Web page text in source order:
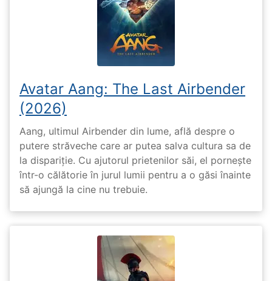
Avatar Aang: The Last Airbender
(2026)
Aang, ultimul Airbender din lume, află despre o
putere străveche care ar putea salva cultura sa de
la dispariție. Cu ajutorul prietenilor săi, el pornește
într-o călătorie în jurul lumii pentru a o găsi înainte
să ajungă la cine nu trebuie.